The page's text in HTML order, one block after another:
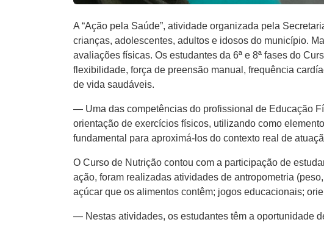
A “Ação pela Saúde”, atividade organizada pela
crianças, adolescentes, adultos e idosos do município.
avaliações físicas. Os estudantes da 6ª e 8ª fases do
flexibilidade, força de preensão manual, frequência
de vida saudáveis.
— Uma das competências do profissional de Educação
orientação de exercícios físicos, utilizando como
fundamental para aproximá-los do contexto real de
O Curso de Nutrição contou com a participação de
ação, foram realizadas atividades de antropometria
açúcar que os alimentos contêm; jogos educacionais;
— Nestas atividades, os estudantes têm a oportunidade